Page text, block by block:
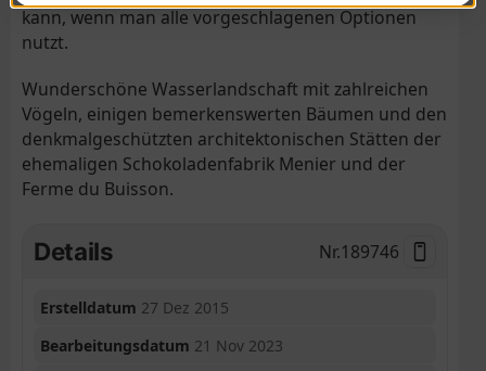
kann, wenn man alle vorgeschlagenen Optionen
nutzt.
Wunderschöne Wasserlandschaft mit zahlreichen
Vögeln, einigen bemerkenswerten Bäumen und den
denkmalgeschützten architektonischen Stätten der
ehemaligen Schokoladenfabrik Menier und der
Ferme du Buisson.
Details Nr.189746
Erstelldatum 27 Dez 2015
Bearbeitungsdatum 21 Nov 2023